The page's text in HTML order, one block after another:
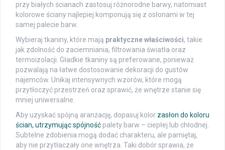
przy białych ścianach zastosuj różnorodne barwy, natomiast
kolorowe ściany najlepiej komponują się z osłonami w tej
samej palecie barw.
Wybieraj tkaniny, które mają praktyczne właściwości, takie
jak zdolność do zaciemniania, filtrowania światła oraz
termoizolacji. Gładkie tkaniny są preferowane, ponieważ
pozwalają na łatwe dostosowanie dekoracji do gustów
najemców. Unikaj intensywnych wzorów, które mogą
przytłoczyć przestrzeń oraz sprawić, że wnętrze stanie się
mniej uniwersalne.
Aby uzyskać spójną aranżację, dopasuj kolor zasłon do koloru
ścian, utrzymując spójność palety barw – ciepłej lub chłodnej.
Subtelne zdobienia mogą dodać charakteru, ale pamiętaj,
aby nie przytłaczały one wnętrza. Taki dobór sprawia, że